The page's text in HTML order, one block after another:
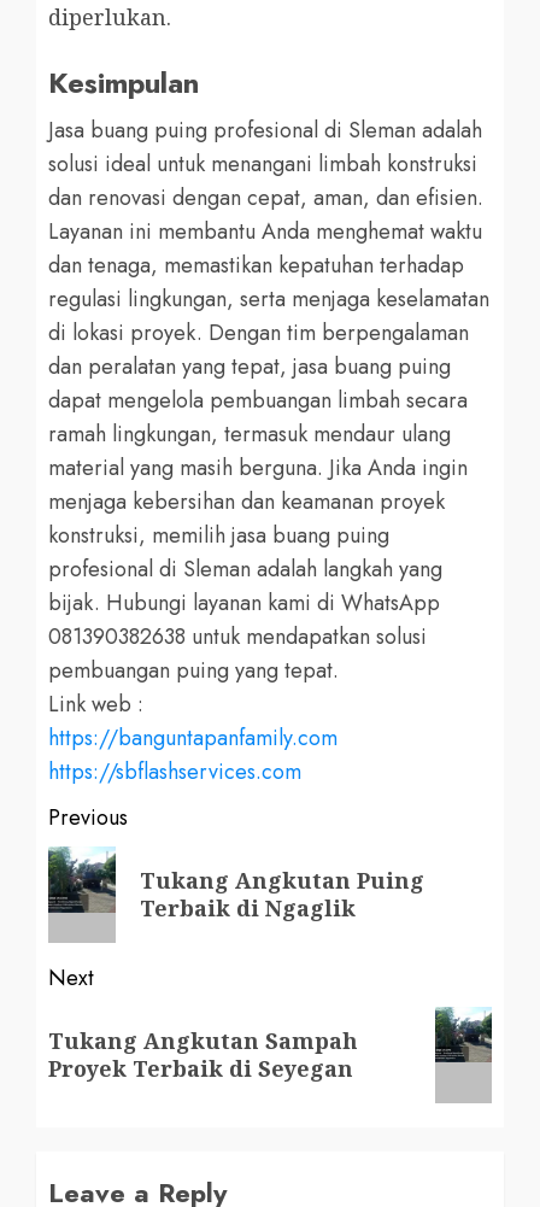
diperlukan.
Kesimpulan
Jasa buang puing profesional di Sleman adalah
solusi ideal untuk menangani limbah konstruksi
dan renovasi dengan cepat, aman, dan efisien.
Layanan ini membantu Anda menghemat waktu
dan tenaga, memastikan kepatuhan terhadap
regulasi lingkungan, serta menjaga keselamatan
di lokasi proyek. Dengan tim berpengalaman
dan peralatan yang tepat, jasa buang puing
dapat mengelola pembuangan limbah secara
ramah lingkungan, termasuk mendaur ulang
material yang masih berguna. Jika Anda ingin
menjaga kebersihan dan keamanan proyek
konstruksi, memilih jasa buang puing
profesional di Sleman adalah langkah yang
bijak. Hubungi layanan kami di WhatsApp
081390382638 untuk mendapatkan solusi
pembuangan puing yang tepat.
Link web :
https://banguntapanfamily.com
https://sbflashservices.com
Post
navigation
Previous
Previous
post:
Tukang Angkutan Puing
Terbaik di Ngaglik
Next
post:
Tukang Angkutan Sampah
Proyek Terbaik di Seyegan
Leave a Reply